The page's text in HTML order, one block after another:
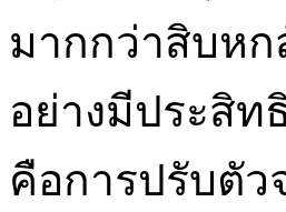
มากกว่าสิบหก
อย่างมีประสิ
คือการปรับตัว